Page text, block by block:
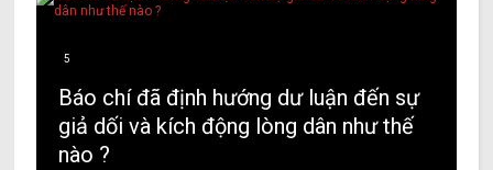
5
Báo chí đã định hướng dư luận đến sự
giả dối và kích động lòng dân như thế
nào ?